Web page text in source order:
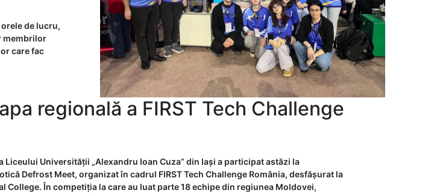
de lucru,
membrilor
care fac
regională a FIRST Tech Challenge
Liceului Universității „Alexandru Ioan Cuza” din Iași a participat astăzi la
Defrost Meet, organizat în cadrul FIRST Tech Challenge România, desfășurat la
College. În competiția la care au luat parte 18 echipe din regiunea Moldovei,